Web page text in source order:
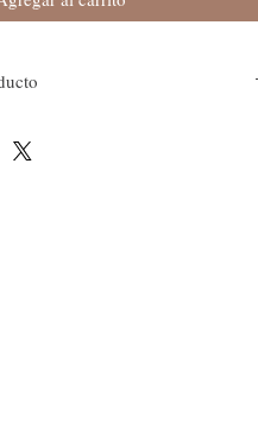
original en su presentación. Tiene un